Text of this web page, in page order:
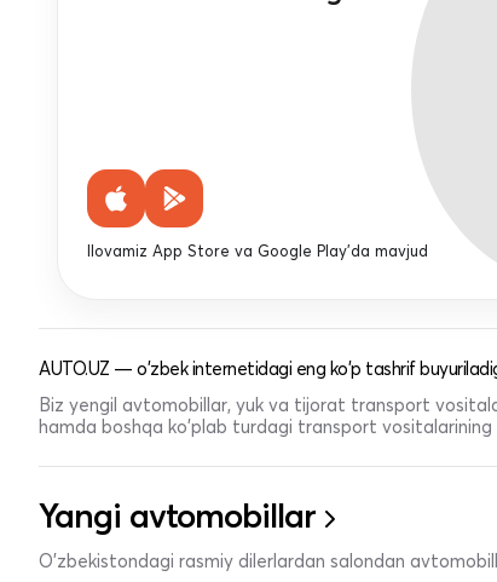
Ilovamiz App Store va Google Play'da mavjud
AUTO.UZ — o'zbek internetidagi eng ko'p tashrif
Biz yengil avtomobillar, yuk va tijorat transport
hamda boshqa ko'plab turdagi transport
Yangi avtomobillar
O'zbekistondagi rasmiy dilerlardan salondan